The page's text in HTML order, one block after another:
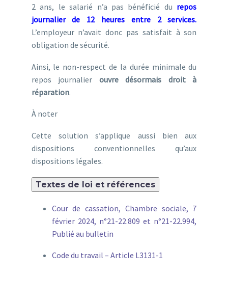
2 ans, le salarié n’a pas bénéficié du repos
journalier de 12 heures entre 2 services.
L’employeur n’avait donc pas satisfait à son
obligation de sécurité.
Ainsi, le non-respect de la durée minimale du
repos journalier ouvre désormais droit à
réparation.
À noter
Cette solution s’applique aussi bien aux
dispositions conventionnelles qu’aux
dispositions légales.
Textes de loi et références
Cour de cassation, Chambre sociale, 7
février 2024, n°21-22.809 et n°21-22.994,
Publié au bulletin
Code du travail – Article L3131-1